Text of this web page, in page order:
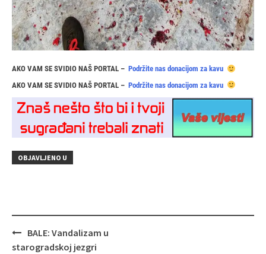
AKO VAM SE SVIDIO NAŠ PORTAL – Podržite nas donacijom za kavu
AKO VAM SE SVIDIO NAŠ PORTAL – Podržite nas donacijom za kavu
OBJAVLJENO U
Navigacija
objava
BALE: Vandalizam u
starogradskoj jezgri